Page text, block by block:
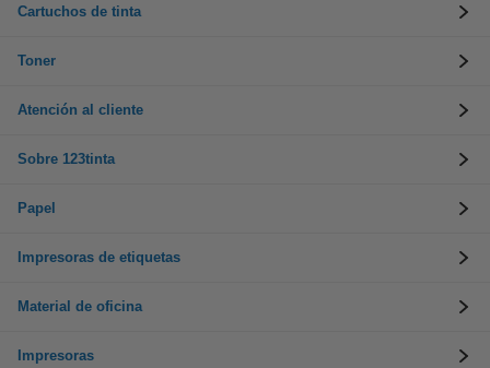
Cartuchos de tinta
Toner
Atención al cliente
Sobre 123tinta
Papel
Impresoras de etiquetas
Material de oficina
Impresoras